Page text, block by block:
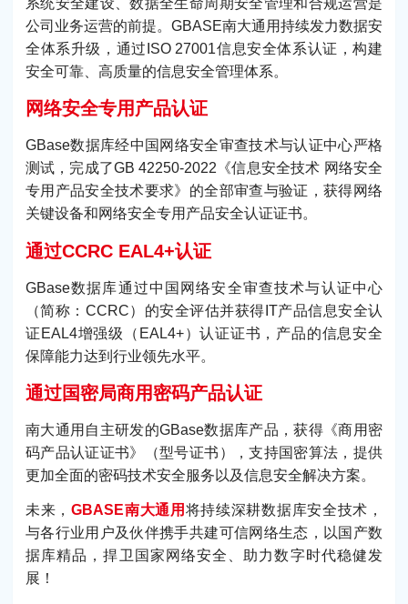
公司业务运营的前提。GBASE南大通用持续发力数据安
全体系升级，通过ISO 27001信息安全体系认证，构建
安全可靠、高质量的信息安全管理体系。
网络安全专用产品认证
GBase数据库经中国网络安全审查技术与认证中心严格
测试，完成了GB 42250-2022《信息安全技术 网络安全
专用产品安全技术要求》的全部审查与验证，获得网络
关键设备和网络安全专用产品安全认证证书。
通过CCRC EAL4+认证
GBase数据库通过中国网络安全审查技术与认证中心
（简称：CCRC）的安全评估并获得IT产品信息安全认
证EAL4增强级（EAL4+）认证证书，产品的信息安全
保障能力达到行业领先水平。
通过国密局商用密码产品认证
南大通用自主研发的GBase数据库产品，获得《商用密
码产品认证证书》（型号证书），支持国密算法，提供
更加全面的密码技术安全服务以及信息安全解决方案。
未来，GBASE南大通用 将持续深耕数据库安全技术，
与各行业用户及伙伴携手共建可信网络生态，以国产数
据库精品，捍卫国家网络安全、助力数字时代稳健发
展！